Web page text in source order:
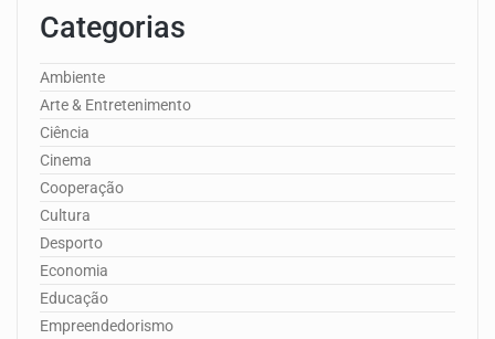
Categorias
Ambiente
Arte & Entretenimento
Ciência
Cinema
Cooperação
Cultura
Desporto
Economia
Educação
Empreendedorismo